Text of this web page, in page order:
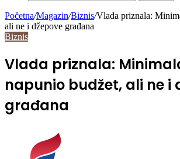
Početna/Magazin/Biznis/Vlada priznala:
ali ne i džepove građana
Biznis
Vlada priznala:
napunio budžet, ali ne i
građana